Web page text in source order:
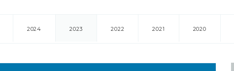
2024 2023 2022 2021 2020